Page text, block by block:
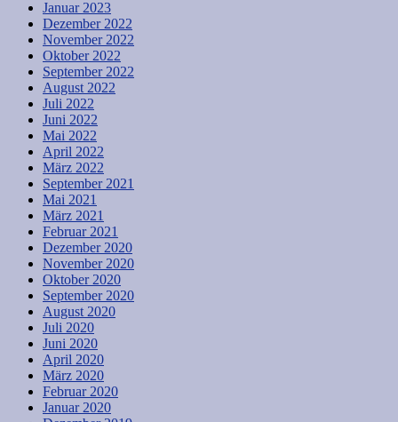
Januar 2023
Dezember 2022
November 2022
Oktober 2022
September 2022
August 2022
Juli 2022
Juni 2022
Mai 2022
April 2022
März 2022
September 2021
Mai 2021
März 2021
Februar 2021
Dezember 2020
November 2020
Oktober 2020
September 2020
August 2020
Juli 2020
Juni 2020
April 2020
März 2020
Februar 2020
Januar 2020